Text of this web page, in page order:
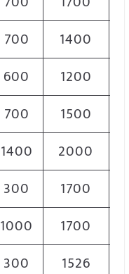
700 1400
600 1200
700 1500
1400 2000
300 1700
1000 1700
300 1526